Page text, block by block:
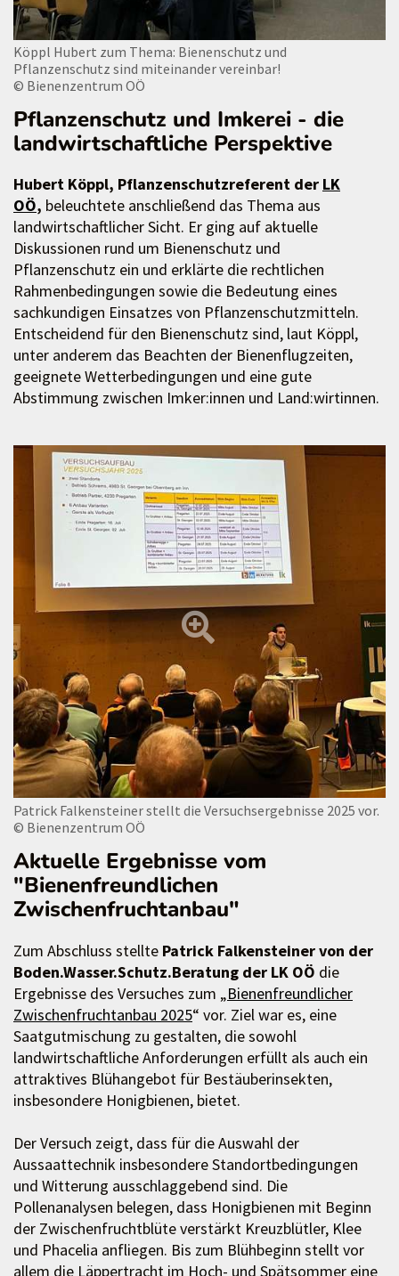
Köppl Hubert zum Thema: Bienenschutz und
Pflanzenschutz sind miteinander vereinbar!
© Bienenzentrum OÖ
Pflanzenschutz und Imkerei - die
landwirtschaftliche Perspektive
Hubert Köppl, Pflanzenschutzreferent der LK
OÖ, beleuchtete anschließend das Thema aus
landwirtschaftlicher Sicht. Er ging auf aktuelle
Diskussionen rund um Bienenschutz und
Pflanzenschutz ein und erklärte die rechtlichen
Rahmenbedingungen sowie die Bedeutung eines
sachkundigen Einsatzes von Pflanzenschutzmitteln.
Entscheidend für den Bienenschutz sind, laut Köppl,
unter anderem das Beachten der Bienenflugzeiten,
geeignete Wetterbedingungen und eine gute
Abstimmung zwischen Imker:innen und Land:wirtinnen.
Patrick Falkensteiner stellt die Versuchsergebnisse 2025 vor.
© Bienenzentrum OÖ
Aktuelle Ergebnisse vom
"Bienenfreundlichen
Zwischenfruchtanbau"
Zum Abschluss stellte Patrick Falkensteiner von der
Boden.Wasser.Schutz.Beratung der LK OÖ die
Ergebnisse des Versuches zum „Bienenfreundlicher
Zwischenfruchtanbau 2025“ vor. Ziel war es, eine
Saatgutmischung zu gestalten, die sowohl
landwirtschaftliche Anforderungen erfüllt als auch ein
attraktives Blühangebot für Bestäuberinsekten,
insbesondere Honigbienen, bietet.
Der Versuch zeigt, dass für die Auswahl der
Aussaattechnik insbesondere Standortbedingungen
und Witterung ausschlaggebend sind. Die
Pollenanalysen belegen, dass Honigbienen mit Beginn
der Zwischenfruchtblüte verstärkt Kreuzblütler, Klee
und Phacelia anfliegen. Bis zum Blühbeginn stellt vor
allem die Läppertracht im Hoch- und Spätsommer eine